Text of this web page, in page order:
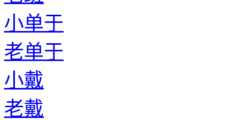
小单于
老单于
小戴
老戴